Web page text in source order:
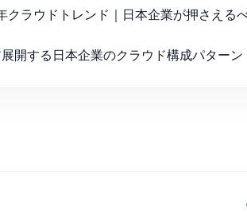
クラウドトレンド｜日本企業が押さえる
開する日本企業のクラウド構成パターン